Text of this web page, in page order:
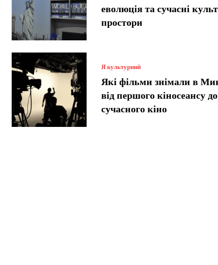
еволюція та сучасні
простори
Я культурний
Які фільми знімали в
від першого кіносеансу до
сучасного кіно